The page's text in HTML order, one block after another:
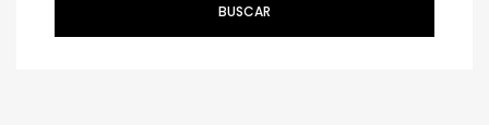
BUSCAR